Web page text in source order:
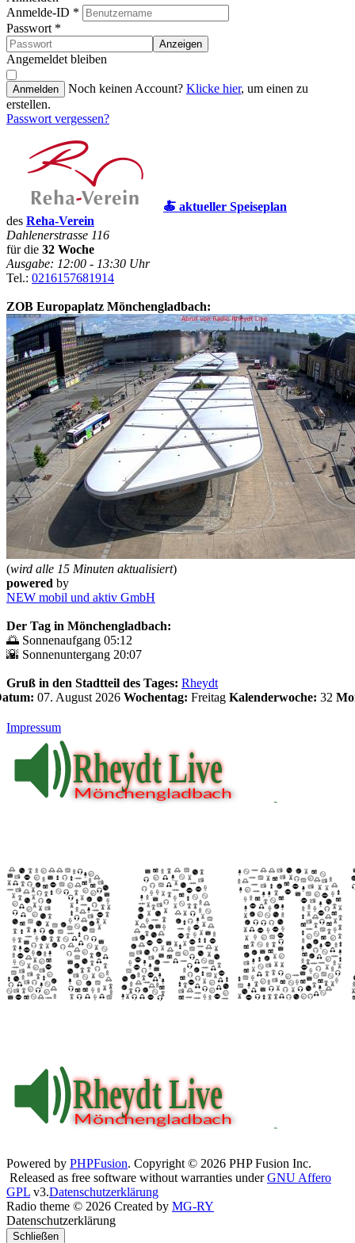
Anmelde-ID *
Passwort *
Anzeigen
Angemeldet bleiben
Anmelden Noch keinen Account? Klicke hier, um einen zu
erstellen.
Passwort vergessen?
🍝 aktueller Speiseplan
des Reha-Verein
Dahlenerstrasse 116
für die 32 Woche
Ausgabe: 12:00 - 13:30 Uhr
Tel.: 0216157681914
ZOB Europaplatz Mönchengladbach:
(wird alle 15 Minuten aktualisiert)
powered by
NEW mobil und aktiv GmbH
Der Tag in Mönchengladbach:
🌅 Sonnenaufgang 05:12
🌇 Sonnenuntergang 20:07
Gruß in den Stadtteil des Tages: Rheydt
07. August 2026 Wochentag: Freitag Kalenderwoche: 32
Impressum
Powered by PHPFusion. Copyright © 2026 PHP Fusion Inc.
Released as free software without warranties underGNU Affero
GPL v3.Datenschutzerklärung
Radio theme © 2026 Created by MG-RY
Datenschutzerklärung
Schließen